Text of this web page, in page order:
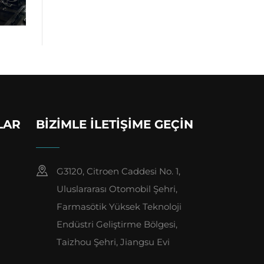
BIZIMLE İLETIŞIME GEÇIN
G3120, Citroen Caddesi No. 1,
Uluslararası Otomobil Şehri,
Farmasötik Yüksek Teknoloji
Endüstri Geliştirme Bölgesi,
Taizhou Şehri, Jiangsu Evi